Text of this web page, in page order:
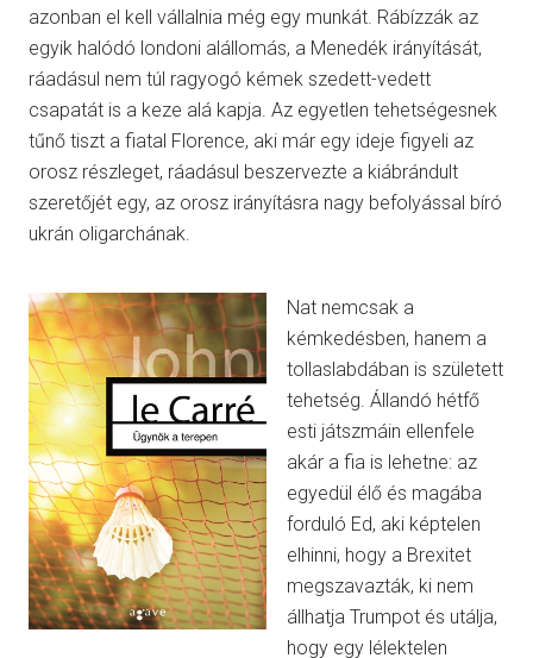
azonban el kell vállalnia még egy munkát. Rábízzák az
egyik halódó londoni alállomás, a Menedék irányítását,
ráadásul nem túl ragyogó kémek szedett-vedett
csapatát is a keze alá kapja. Az egyetlen tehetségesnek
tűnő tiszt a fiatal Florence, aki már egy ideje figyeli az
orosz részleget, ráadásul beszervezte a kiábrándult
szeretőjét egy, az orosz irányításra nagy befolyással bíró
ukrán oligarchának.
Nat nemcsak a
kémkedésben, hanem a
tollaslabdában is született
tehetség. Állandó hétfő
esti játszmáin ellenfele
akár a fia is lehetne: az
egyedül élő és magába
forduló Ed, aki képtelen
elhinni, hogy a Brexitet
megszavazták, ki nem
állhatja Trumpot és utálja,
hogy egy lélektelen